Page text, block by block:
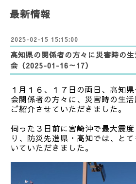
最新情報
2025-02-15 15:15:00
高知県の関係者の方々に災害時の
会（2025-01-16～17）
１月１６、１７日の両日、高知
会関係者の方々に、災害時の生
ご紹介させていただきました。
伺った３日前に宮崎沖で最大震
り、防災先進県・高知では、と
いていただきました。